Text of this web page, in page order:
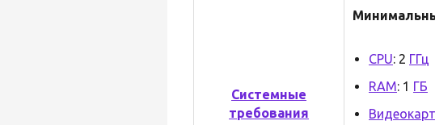
Системные
требования
CPU: 2 ГГц
RAM: 1 ГБ